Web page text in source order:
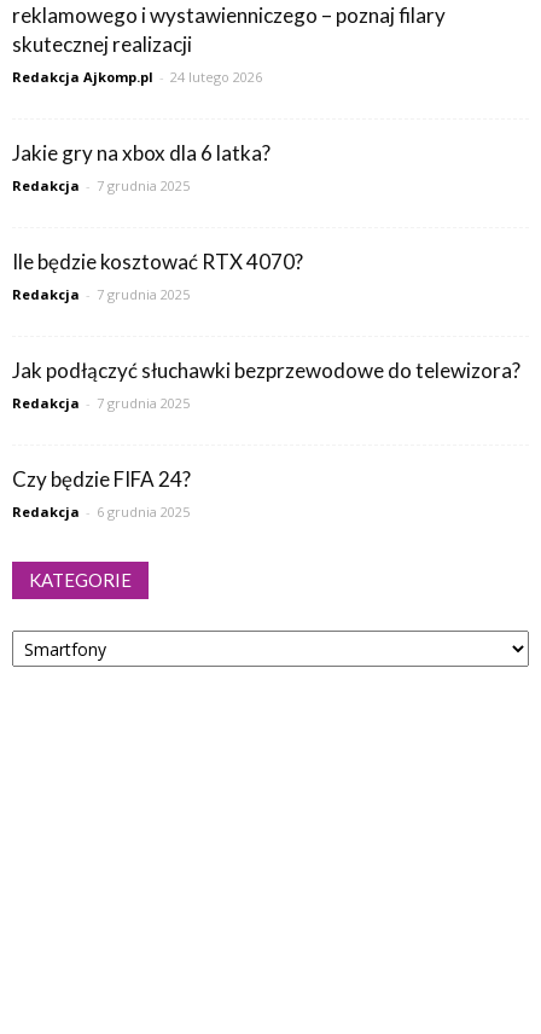
reklamowego i wystawienniczego – poznaj filary
skutecznej realizacji
Redakcja Ajkomp.pl - 24 lutego 2026
Jakie gry na xbox dla 6 latka?
Redakcja - 7 grudnia 2025
Ile będzie kosztować RTX 4070?
Redakcja - 7 grudnia 2025
Jak podłączyć słuchawki bezprzewodowe do telewizora?
Redakcja - 7 grudnia 2025
Czy będzie FIFA 24?
Redakcja - 6 grudnia 2025
KATEGORIE
Kategorie